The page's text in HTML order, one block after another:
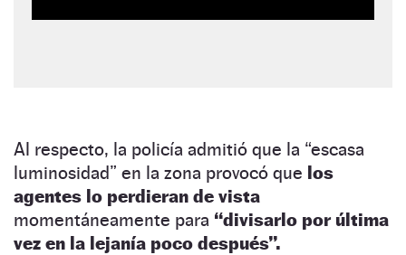
Al respecto, la policía admitió que la “escasa
luminosidad” en la zona provocó que los
agentes lo perdieran de vista
momentáneamente para “divisarlo por última
vez en la lejanía poco después”.